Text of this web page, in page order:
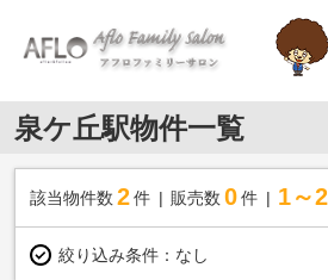
泉ケ丘駅物件一覧
該当物件数 2件 販売数 0 件 1～2
絞り込み条件： なし